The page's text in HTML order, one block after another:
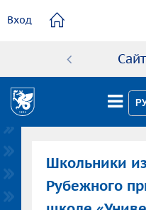
содержанию
Вход
Школьники
Рубежного